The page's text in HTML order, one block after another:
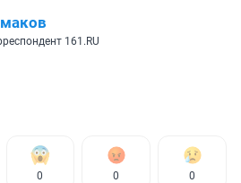
161.RU
0 0 0